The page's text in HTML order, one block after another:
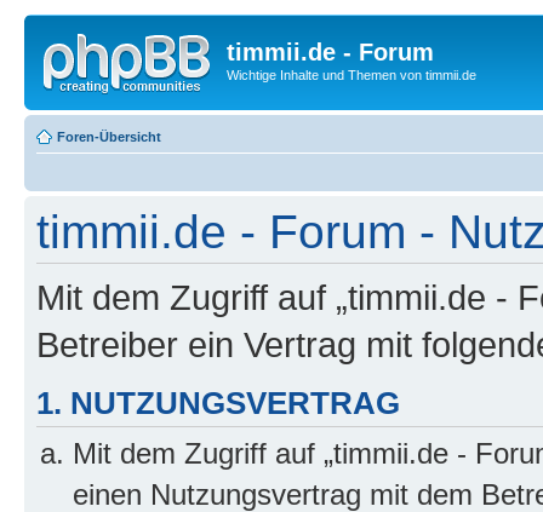
timmii.de - Forum
Wichtige Inhalte und Themen von timmii.de
Foren-Übersicht
timmii.de - Forum -
Mit dem Zugriff auf „timmii.de -
Betreiber ein Vertrag mit
1. NUTZUNGSVERTRAG
Mit dem Zugriff auf „timmii.de -
einen Nutzungsvertrag mit dem